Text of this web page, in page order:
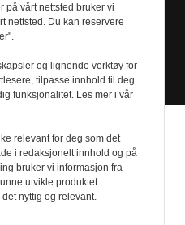
Design- Powered by
på vårt nettsted bruker vi
nettsted. Du kan reservere
og lignende verktøy for
tilpasse innhold til deg
funksjonalitet. Les mer i vår
relevant for deg som det
i redaksjonelt innhold og på
bruker vi informasjon fra
utvikle produktet
nyttig og relevant.